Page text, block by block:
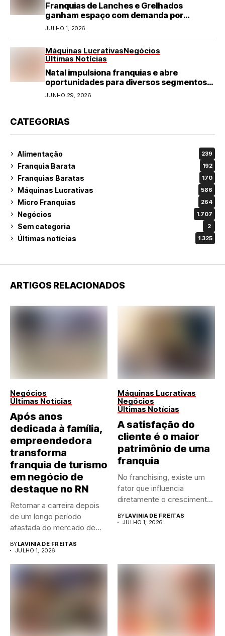
Franquias de Lanches e Grelhados
ganham espaço com demanda por
refeições rápidas e de qualidade
JULHO 1, 2026
Máquinas LucrativasNegócios
Últimas Notícias
Natal impulsiona franquias e abre
oportunidades para diversos segmentos
do varejo
JUNHO 29, 2026
CATEGORIAS
Alimentação 239
Franquia Barata 192
Franquias Baratas 170
Máquinas Lucrativas 586
Micro Franquias 264
Negócios 1.707
Sem categoria 2
Últimas notícias 1.325
ARTIGOS RELACIONADOS
Negócios
Últimas Notícias
Após anos
dedicada à família,
empreendedora
transforma
franquia de turismo
em negócio de
destaque no RN
Retomar a carreira depois
de um longo período
afastada do mercado de...
BYLAVINIA DE FREITAS
JULHO 1, 2026
Máquinas Lucrativas
Negócios
Últimas Notícias
A satisfação do
cliente é o maior
patrimônio de uma
franquia
No franchising, existe um
fator que influencia
diretamente o crescimento
BYLAVINIA DE FREITAS
JULHO 1, 2026